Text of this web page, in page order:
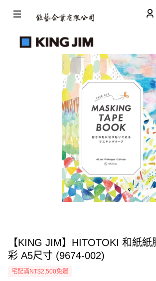
【KING JIM】HITOTOKI 和紙
彩 A5尺寸 (9674-002)
宅配滿NT$2,500免運